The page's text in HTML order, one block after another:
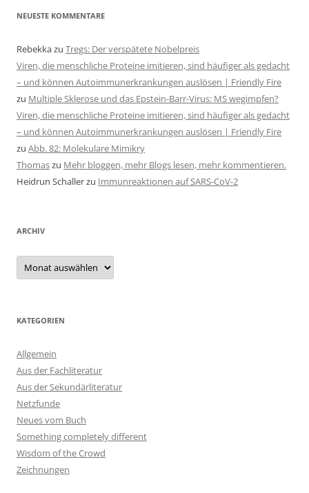
NEUESTE KOMMENTARE
Rebekkazu Tregs: Der verspätete Nobelpreis
Viren, die menschliche Proteine imitieren, sind häufiger als gedacht
– und können Autoimmunerkrankungen auslösen | Friendly Fire
zu Multiple Sklerose und das Epstein-Barr-Virus: MS wegimpfen?
Viren, die menschliche Proteine imitieren, sind häufiger als gedacht
– und können Autoimmunerkrankungen auslösen | Friendly Fire
zu Abb. 82: Molekulare Mimikry
Thomaszu Mehr bloggen, mehr Blogs lesen, mehr kommentieren.
Heidrun Schallerzu Immunreaktionen auf SARS-CoV-2
ARCHIV
Archiv
KATEGORIEN
Allgemein
Aus der Fachliteratur
Aus der Sekundärliteratur
Netzfunde
Neues vom Buch
Something completely different
Wisdom of the Crowd
Zeichnungen